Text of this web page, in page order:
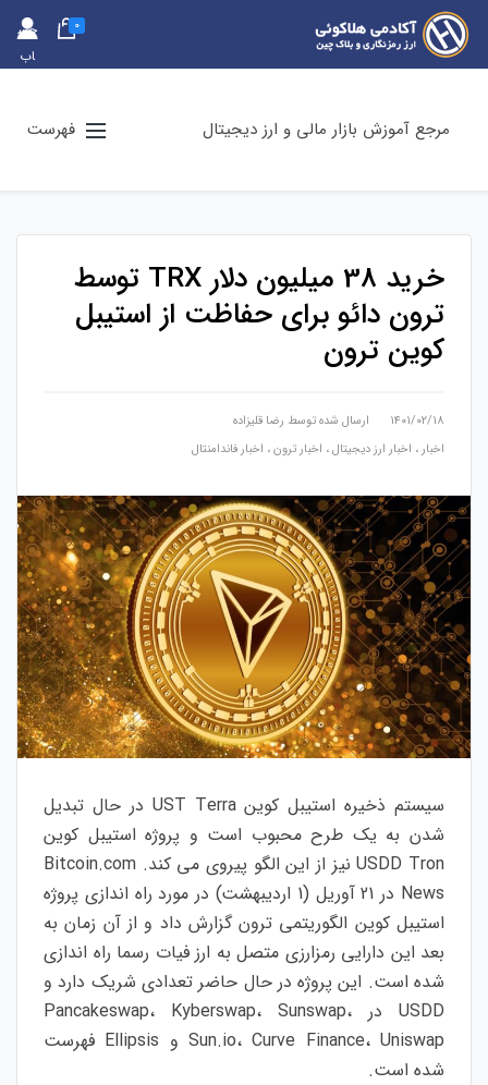
حس
اب
0
مرجع آموزش بازار مالی و ارز دیجیتال فهرست
خرید 38 میلیون دلار TRX توسط
ترون دائو برای حفاظت از استیبل
کوین ترون
۱۴۰۱/۰۲/۱۸ ارسال شده توسط رضا قلیزاده
اخبار ، اخبار ارز دیجیتال، اخبار ترون، اخبار فاندامنتال
سیستم ذخیره استیبل کوین UST Terra در حال تبدیل
شدن به یک طرح محبوب است و پروژه استیبل کوین
USDD Tron نیز از این الگو پیروی می کند. Bitcoin.com
News در 21 آوریل (1 اردیبهشت) در مورد راه اندازی پروژه
استیبل کوین الگوریتمی ترون گزارش داد و از آن زمان به
بعد این دارایی رمزارزی متصل به ارز فیات رسما راه اندازی
شده است. این پروژه در حال حاضر تعدادی شریک دارد و
USDD در Pancakeswap، Kyberswap، Sunswap،
Sun.io، Curve Finance، Uniswap و Ellipsis فهرست
شده است.